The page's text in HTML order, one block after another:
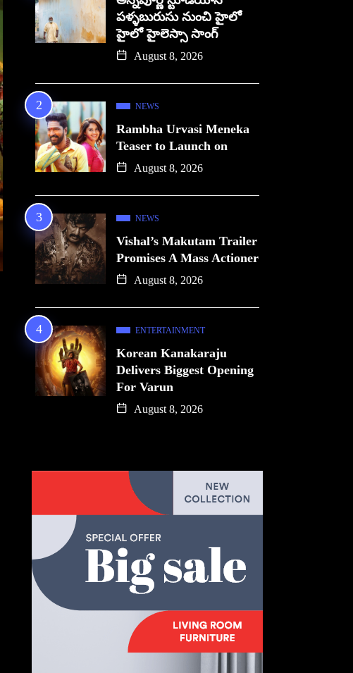
పళ్ళబురుసు నుంచి హైలో
హైలో హైలెస్సా సాంగ్
August 8, 2026
NEWS
Rambha Urvasi Meneka
Teaser to Launch on
August 8, 2026
NEWS
Vishal’s Makutam Trailer
Promises A Mass Actioner
August 8, 2026
ENTERTAINMENT
Korean Kanakaraju
Delivers Biggest Opening
For Varun
August 8, 2026